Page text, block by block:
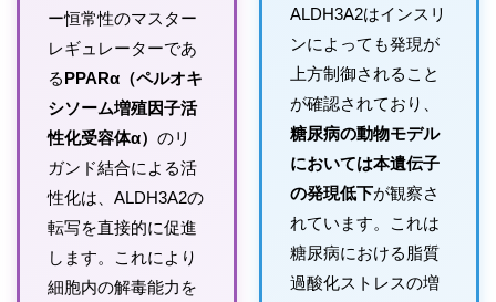
ー恒常性のマスター
レギュレーターであ
るPPARα（ペルオキ
シソーム増殖因子活
性化受容体α） のリ
ガンド結合による活
性化は、ALDH3A2の
転写を直接的に促進
します。これにより
細胞内の解毒能力を
ALDH3A2はインスリ
ンによっても発現が
上方制御されること
が確認されており、
糖尿病の動物モデル
においては本遺伝子
の発現低下が観察さ
れています。これは
糖尿病における脂質
過酸化ストレスの増